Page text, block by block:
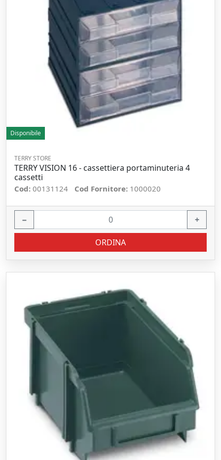
Disponibile
TERRY STORE
TERRY VISION 16 - cassettiera portaminuteria 4
cassetti
Cod: 00131124 Cod Fornitore: 1000020
− +
ORDINA